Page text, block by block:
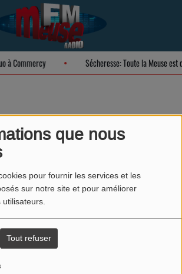
que nous
pour fournir les services et les
sur notre site et pour améliorer
Tout refuser
à Commercy Sécheresse: Toute la Meuse
piège moi-